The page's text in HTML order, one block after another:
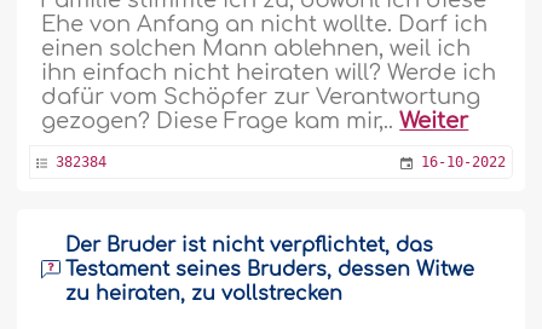
Ehe von Anfang an nicht wollte. Darf ich
einen solchen Mann ablehnen, weil ich
ihn einfach nicht heiraten will? Werde ich
dafür vom Schöpfer zur Verantwortung
gezogen? Diese Frage kam mir,..Weiter
382384 16-10-2022
Der Bruder ist nicht verpflichtet, das
Testament seines Bruders, dessen Witwe
zu heiraten, zu vollstrecken